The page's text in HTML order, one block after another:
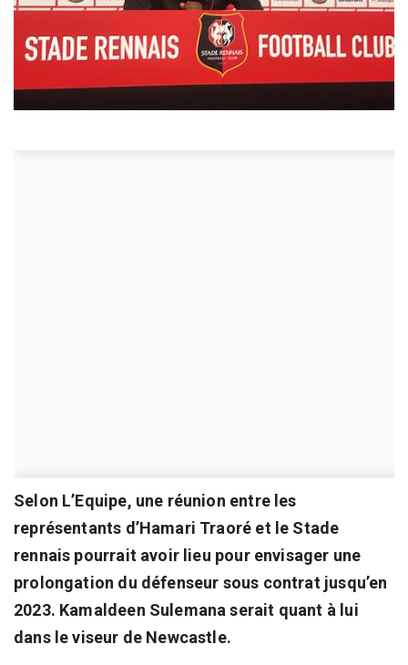
Selon L’Equipe, une réunion entre les
représentants d’Hamari Traoré et le Stade
rennais pourrait avoir lieu pour envisager une
prolongation du défenseur sous contrat jusqu’en
2023. Kamaldeen Sulemana serait quant à lui
dans le viseur de Newcastle.